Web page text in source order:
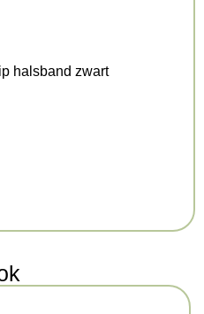
halsband zwart